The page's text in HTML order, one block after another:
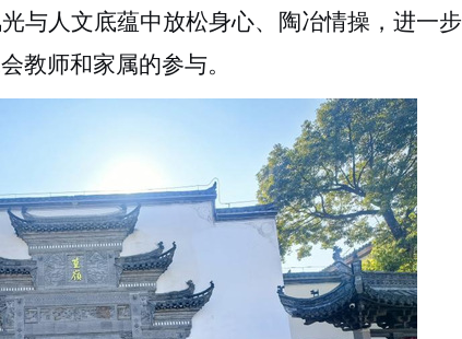
与人文底蕴中放松身心、陶冶情操，进一
教师和家属的参与。